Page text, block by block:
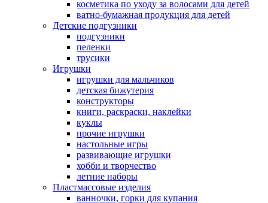
косметика по уходу за волосами для детей
ватно-бумажная продукция для детей
Детские подгузники
подгузники
пеленки
трусики
Игрушки
игрушки для мальчиков
детская бижутерия
конструкторы
книги, раскраски, наклейки
куклы
прочие игрушки
настольные игры
развивающие игрушки
хобби и творчество
летние наборы
Пластмассовые изделия
ванночки, горки для купания